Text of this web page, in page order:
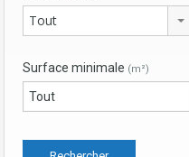
Tout
Surface minimale (m²)